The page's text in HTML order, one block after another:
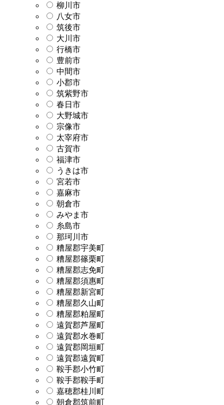
柳川市
八女市
筑後市
大川市
行橋市
豊前市
中間市
小郡市
筑紫野市
春日市
大野城市
宗像市
太宰府市
古賀市
福津市
うきは市
宮若市
嘉麻市
朝倉市
みやま市
糸島市
那珂川市
糟屋郡宇美町
糟屋郡篠栗町
糟屋郡志免町
糟屋郡須惠町
糟屋郡新宮町
糟屋郡久山町
糟屋郡粕屋町
遠賀郡芦屋町
遠賀郡水巻町
遠賀郡岡垣町
遠賀郡遠賀町
鞍手郡小竹町
鞍手郡鞍手町
嘉穂郡桂川町
朝倉郡筑前町